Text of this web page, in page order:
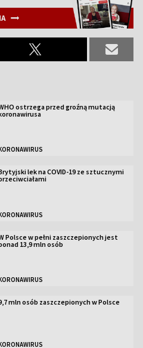
ostrzega przed groźną mutacją
lek na COVID-19 ze sztucznymi
Polsce w pełni zaszczepionych jest
13,9 mln osób
mln osób zaszczepionych w Polsce